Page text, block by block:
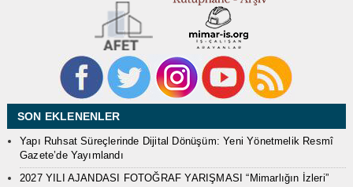
SON EKLENENLER
Yapı Ruhsat Süreçlerinde Dijital Dönüşüm: Yeni Yönetmelik Resmî
Gazete’de Yayımlandı
2027 YILI AJANDASI FOTOĞRAF YARIŞMASI “Mimarlığın İzleri”